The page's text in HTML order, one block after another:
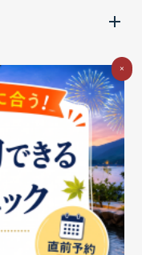
シビリティの取り組み
ル
Cookieポリシー
ィ基本方針
×